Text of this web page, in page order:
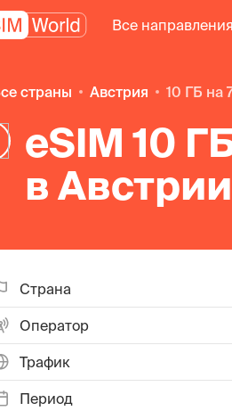
Все направления
Все страны Австрия 10 ГБ на
eSIM 10
в Австрии
Страна
Оператор
Трафик
Период